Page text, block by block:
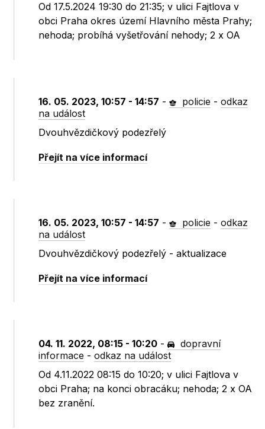
Od 17.5.2024 19:30 do 21:35; v ulici Fajtlova v
obci Praha okres území Hlavního města Prahy;
nehoda; probíhá vyšetřování nehody; 2 x OA
16. 05. 2023, 10:57 - 14:57 - policie -odkaz
na událost
Dvouhvězdičkový podezřelý
Přejít na více informací
16. 05. 2023, 10:57 - 14:57 - policie -odkaz
na událost
Dvouhvězdičkový podezřelý - aktualizace
Přejít na více informací
04. 11. 2022, 08:15 - 10:20 -
dopravní
informace -odkaz na událost
Od 4.11.2022 08:15 do 10:20; v ulici Fajtlova v
obci Praha; na konci obracáku; nehoda; 2 x OA
bez zranění.